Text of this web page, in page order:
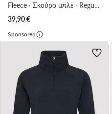
Fleece · Σκούρο μπλε · Regular Fit
39,90€
Sponsored